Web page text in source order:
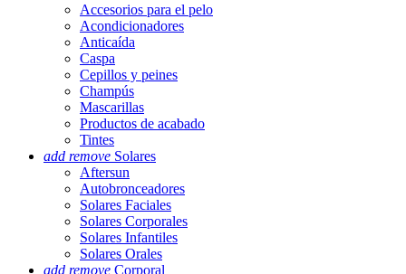
Accesorios para el pelo
Acondicionadores
Anticaída
Caspa
Cepillos y peines
Champús
Mascarillas
Productos de acabado
Tintes
add remove Solares
Aftersun
Autobronceadores
Solares Faciales
Solares Corporales
Solares Infantiles
Solares Orales
add remove Corporal